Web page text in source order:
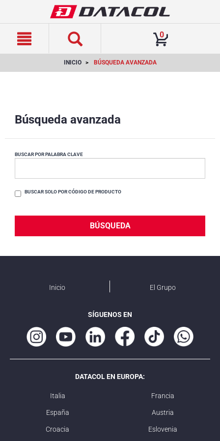
0
INICIO BÚSQUEDA AVANZADA
Búsqueda avanzada
BUSCAR POR PALABRA CLAVE
BUSCAR SOLO POR CÓDIGO DE PRODUCTO
BÚSQUEDA
Inicio El Grupo
SÍGUENOS EN
DATACOL EN EUROPA:
Italia Francia
España Austria
Croacia Eslovenia